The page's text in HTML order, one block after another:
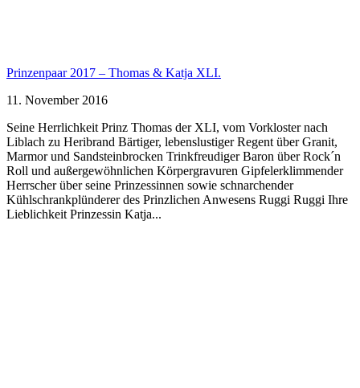
Prinzenpaar 2017 – Thomas & Katja XLI.
11. November 2016
Seine Herrlichkeit Prinz Thomas der XLI, vom Vorkloster nach
Liblach zu Heribrand Bärtiger, lebenslustiger Regent über Granit,
Marmor und Sandsteinbrocken Trinkfreudiger Baron über Rock´n
Roll und außergewöhnlichen Körpergravuren Gipfelerklimmender
Herrscher über seine Prinzessinnen sowie schnarchender
Kühlschrankplünderer des Prinzlichen Anwesens Ruggi Ruggi Ihre
Lieblichkeit Prinzessin Katja...